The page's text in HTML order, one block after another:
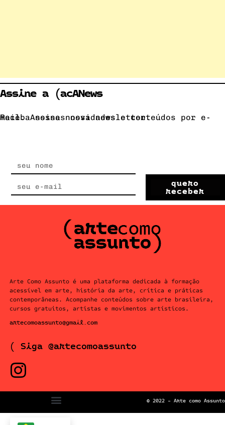
Assine a (acANews
Receba nossas novidades e conteúdos por e-mail. Assine nossa newsletter.
quero
receber
Arte Como Assunto é uma plataforma dedicada à formação
acessível em arte, história da arte, crítica e práticas
contemporâneas. Acompanhe conteúdos sobre arte brasileira,
cursos gratuitos, artistas e movimentos artísticos.
artecomoassunto@gmail.com
( Siga @artecomoassunto
© 2022 – Arte como Assunto